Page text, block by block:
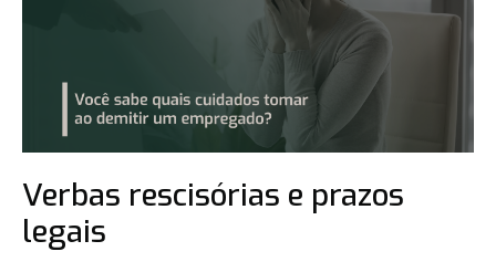
Verbas rescisórias e prazos
legais